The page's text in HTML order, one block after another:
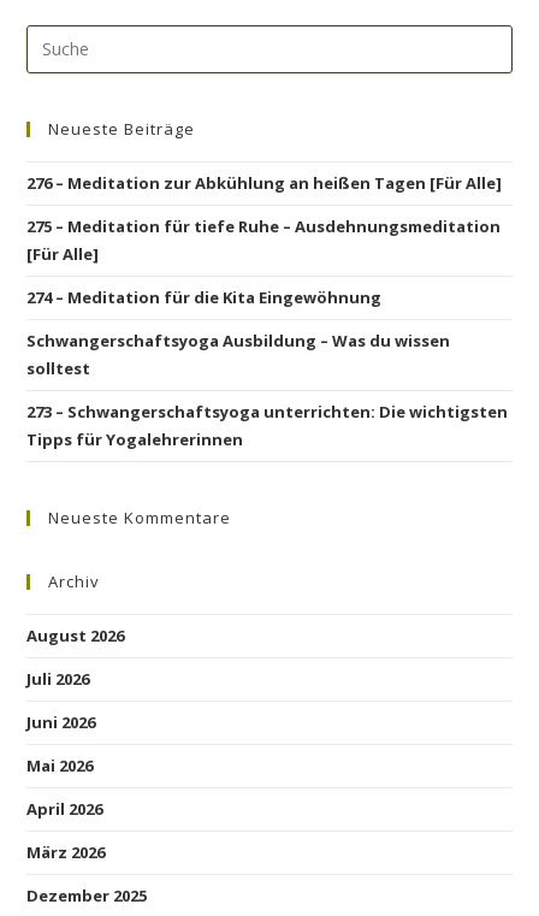
Neueste Beiträge
276 – Meditation zur Abkühlung an heißen Tagen [Für Alle]
275 – Meditation für tiefe Ruhe – Ausdehnungsmeditation
[Für Alle]
274 – Meditation für die Kita Eingewöhnung
Schwangerschaftsyoga Ausbildung – Was du wissen
solltest
273 – Schwangerschaftsyoga unterrichten: Die wichtigsten
Tipps für Yogalehrerinnen
Neueste Kommentare
Archiv
August 2026
Juli 2026
Juni 2026
Mai 2026
April 2026
März 2026
Dezember 2025